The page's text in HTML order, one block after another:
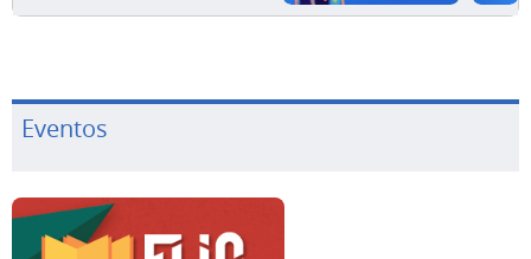
Eventos